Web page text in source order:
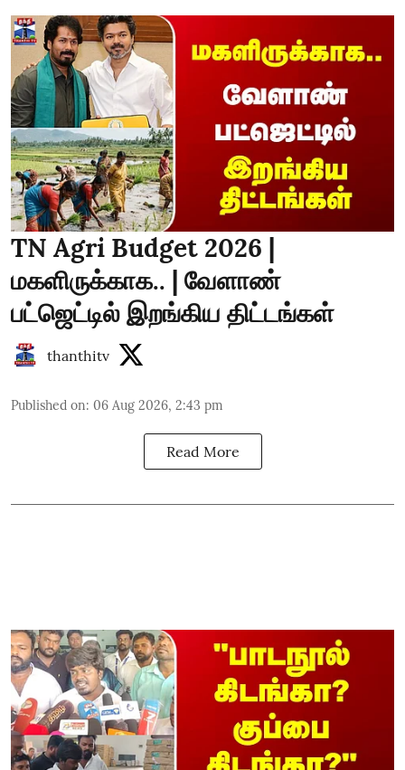
TN Agri Budget 2026 |
மகளிருக்காக.. | வேளாண்
பட்ஜெட்டில் இறங்கிய திட்டங்கள்
thanthitv
Published on: 06 Aug 2026, 2:43 pm
Read More